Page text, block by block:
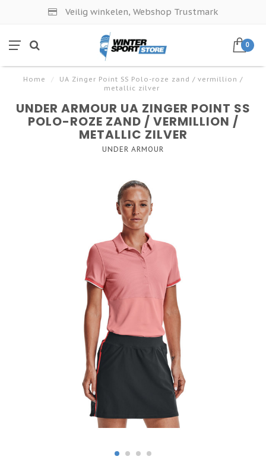
Veilig winkelen, Webshop Trustmark
0
Home /
UA Zinger Point SS Polo-roze zand / vermillion /
metallic zilver
UNDER ARMOUR UA ZINGER POINT SS
POLO-ROZE ZAND / VERMILLION /
METALLIC ZILVER
UNDER ARMOUR